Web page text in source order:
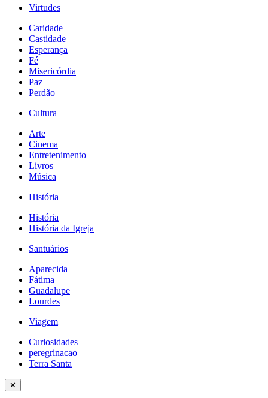
Virtudes
Caridade
Castidade
Esperança
Fé
Misericórdia
Paz
Perdão
Cultura
Arte
Cinema
Entretenimento
Livros
Música
História
História
História da Igreja
Santuários
Aparecida
Fátima
Guadalupe
Lourdes
Viagem
Curiosidades
peregrinacao
Terra Santa
✕